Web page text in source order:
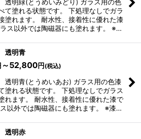
て塗れる状態です。 下処理なしでガラ
塗れます。 耐水性、接着性に優れた漆
ス以外では陶磁器にも塗れます。 ※…
透明青
～52,800円 (税込)
明青(とうめいあお) ガラス用の色漆
塗れる状態です。 下処理なしでガラス
れます。 耐水性、接着性に優れた漆で
以外では陶磁器にも塗れます。 ※漆…
透明赤